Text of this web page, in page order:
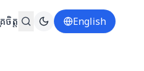
ចិត្ត English